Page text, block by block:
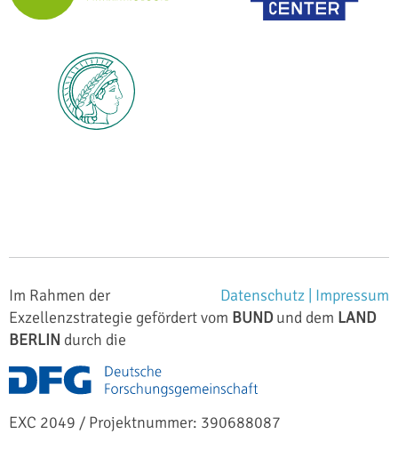
Impressum
Datenschutz |
Im Rahmen der
Exzellenzstrategie gefördert vom BUNDund dem LAND
BERLIN durch die
EXC 2049 / Projektnummer: 390688087